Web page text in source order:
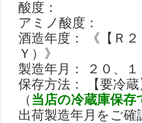
酸度：
アミノ酸度：
酒造年度： 《【Ｒ
Ｙ）》
製造年月： ２０、
保存方法： 【要冷蔵
（ 当店の冷蔵庫保存
出荷製造年月をご